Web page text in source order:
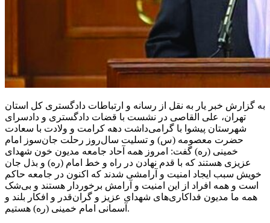
به گزارش خبر یار به نقل از رسانه و ارتباطات دادگستری کل استان
تهران، علی القاصی در نشست با قضات دادگستری و دادسرای
شهرستان پیشوا با گرامی‌داشت دهه کرامت و ولادت با سعادت
حضرت معصومه (س) و تسلیت سال‌روز رحلت جان‌سوز امام
خمینی (ره) گفت: امروز همه آحاد جامعه مدیون خون شهدای
عزیزی هستند که با قدم نهادن در راه و خط امام (ره) و بذل جان
خویش سبب ایجاد امنیت و آرامشی شدند که اکنون در جامعه حاکم
است و همه افراد از این امنیت و آرامش برخوردار هستند و بی‌شک
همه ما مدیون فداکاری‌های شهدای عزیز و گران‌قدر و افکار بلند و
آسمانی امام خمینی (ره) هستیم.